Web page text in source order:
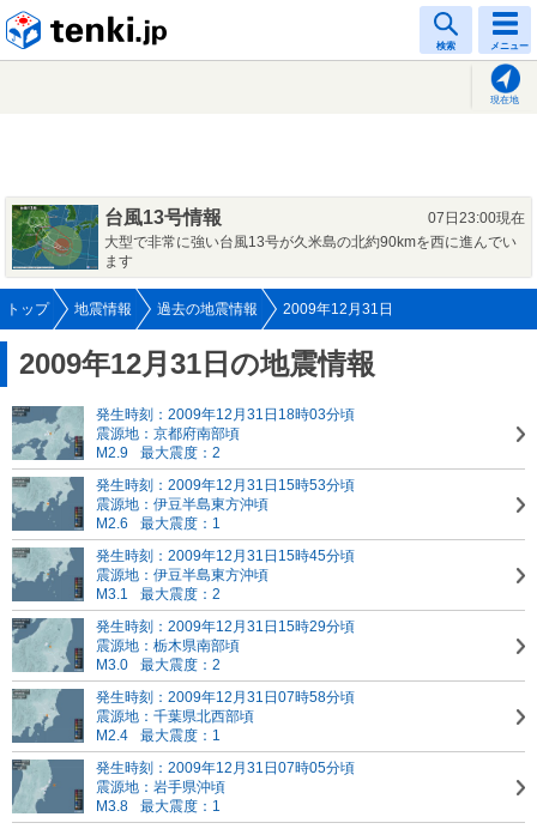
検索 メニュー
現在地
台風13号情報
07日23:00現在
大型で非常に強い台風13号が久米島の北約90kmを西に進んでい
ます
トップ 地震情報 過去の地震情報 2009年12月31日
2009年12月31日の地震情報
発生時刻：2009年12月31日18時03分頃
震源地：京都府南部頃
M2.9
最大震度：2
発生時刻：2009年12月31日15時53分頃
震源地：伊豆半島東方沖頃
M2.6
最大震度：1
発生時刻：2009年12月31日15時45分頃
震源地：伊豆半島東方沖頃
M3.1
最大震度：2
発生時刻：2009年12月31日15時29分頃
震源地：栃木県南部頃
M3.0
最大震度：2
発生時刻：2009年12月31日07時58分頃
震源地：千葉県北西部頃
M2.4
最大震度：1
発生時刻：2009年12月31日07時05分頃
震源地：岩手県沖頃
M3.8
最大震度：1